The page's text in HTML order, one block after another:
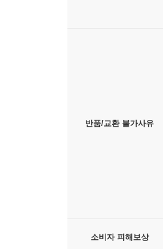
반품/교환 불가사유
소비자 피해보상